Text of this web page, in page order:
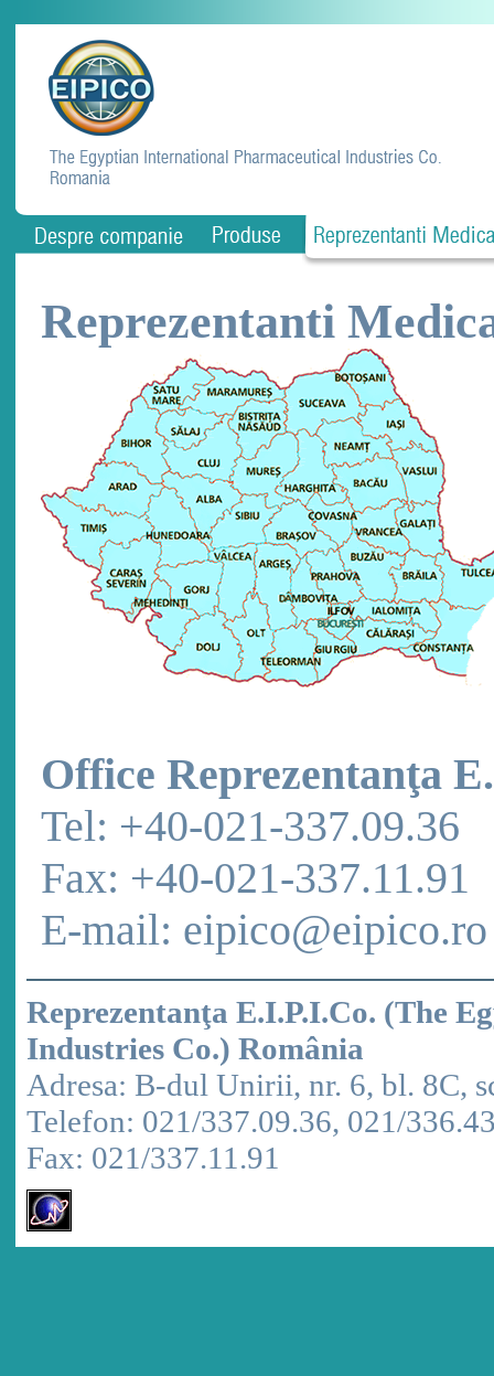
Reprezentanti
Office Reprezentanţa
Tel: +40-021-337.09.36
Fax: +40-021-337.11.91
E-mail: eipico@eipico.ro
Reprezentanţa E.I.P.I.Co. (The
Industries Co.) România
Adresa: B-dul Unirii, nr. 6, bl. 8C,
Telefon: 021/337.09.36, 021/
Fax: 021/337.11.91